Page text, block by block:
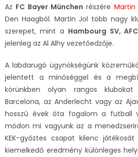
Az FC Bayer München részére
Den Haagból. Martin Jol több nagy
szerepet, mint a Hambourg SV,
jelenleg az Al Alhy vezetőedzője.
A labdarugó ügynökségünk
jelentett a minőséggel és a
körünkben olyan rangos
Barcelona, az Anderlecht vagy az
hosszú évek óta fogalom a futball
módon mi vagyunk az a
KEK-győztes csapat kilenc
kiemelkedő eredmény különleges